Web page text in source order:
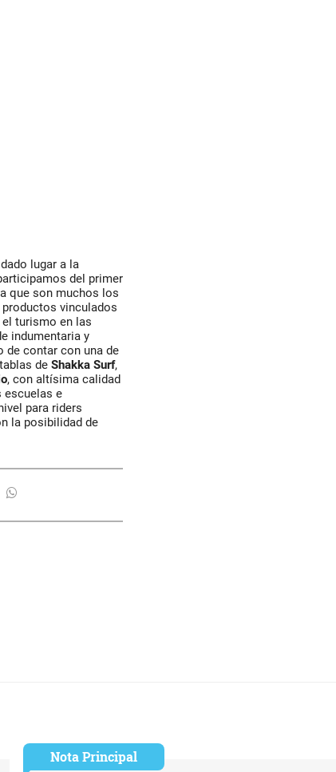
lugar a la
del primer
que son muchos los
vinculados
turismo en las
indumentaria y
de contar con una de
de Shakka Surf,
, con altísima calidad
escuelas e
para riders
la posibilidad de
Nota Principal